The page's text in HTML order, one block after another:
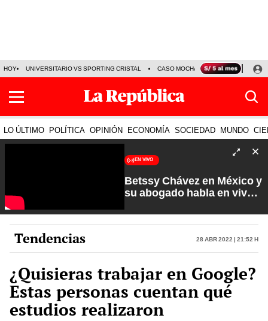
HOY UNIVERSITARIO VS SPORTING CRISTAL CASO MOCHASUELDOS
LO ÚLTIMO POLÍTICA OPINIÓN ECONOMÍA SOCIEDAD MUNDO
EN VIVO
Betssy Chávez en México y
su abogado habla en vivo |
Carlos Cornejo
Tendencias 28 Abr 2022 | 21:52 h
¿Quisieras trabajar en Google?
Estas personas cuentan qué
estudios realizaron